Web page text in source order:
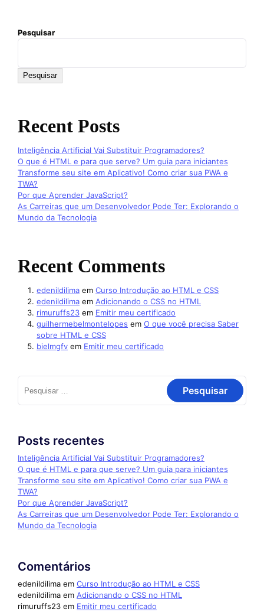
Pesquisar
Pesquisar
Recent Posts
Inteligência Artificial Vai Substituir Programadores?
O que é HTML e para que serve? Um guia para iniciantes
Transforme seu site em Aplicativo! Como criar sua PWA e
TWA?
Por que Aprender JavaScript?
As Carreiras que um Desenvolvedor Pode Ter: Explorando o
Mundo da Tecnologia
Recent Comments
edenildilima em Curso Introdução ao HTML e CSS
edenildilima em Adicionando o CSS no HTML
rimuruffs23 em Emitir meu certificado
guilhermebelmontelopes em O que você precisa Saber
sobre HTML e CSS
bielmgfv em Emitir meu certificado
Posts recentes
Inteligência Artificial Vai Substituir Programadores?
O que é HTML e para que serve? Um guia para iniciantes
Transforme seu site em Aplicativo! Como criar sua PWA e
TWA?
Por que Aprender JavaScript?
As Carreiras que um Desenvolvedor Pode Ter: Explorando o
Mundo da Tecnologia
Comentários
edenildilima em Curso Introdução ao HTML e CSS
edenildilima em Adicionando o CSS no HTML
rimuruffs23 em Emitir meu certificado